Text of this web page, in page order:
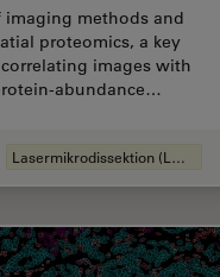
methods and
proteomics, a key
images with
abundance…
Lasermikrodissektion (LMD)